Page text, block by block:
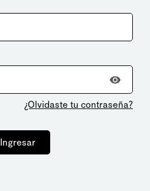
¿Olvidaste tu contraseña?
Ingresar